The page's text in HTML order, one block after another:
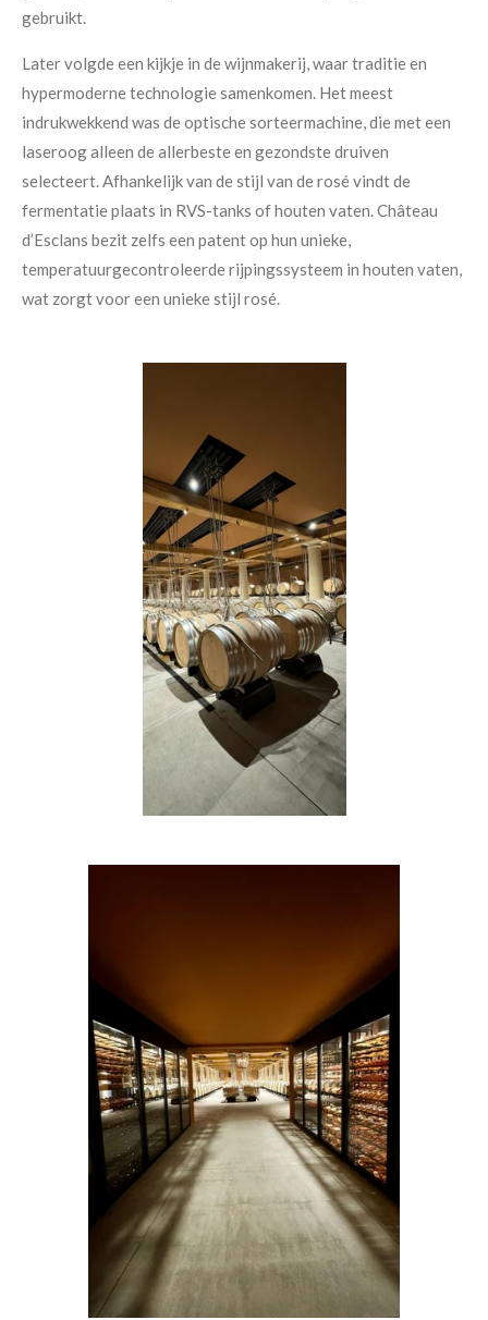
gebruikt.
Later volgde een kijkje in de wijnmakerij, waar traditie en
hypermoderne technologie samenkomen. Het meest
indrukwekkend was de optische sorteermachine, die met een
laseroog alleen de allerbeste en gezondste druiven
selecteert. Afhankelijk van de stijl van de rosé vindt de
fermentatie plaats in RVS-tanks of houten vaten. Château
d’Esclans bezit zelfs een patent op hun unieke,
temperatuurgecontroleerde rijpingssysteem in houten vaten,
wat zorgt voor een unieke stijl rosé.